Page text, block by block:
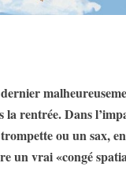
rentrée. Dans
ou un sax,
vrai «congé